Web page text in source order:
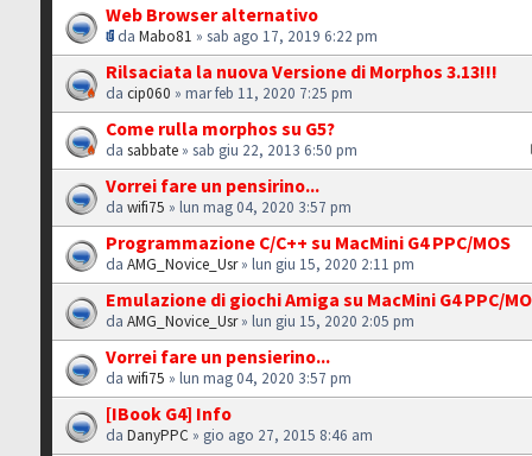
Web Browser alternativo
daMabo81 » sab ago 17, 2019 6:22 pm
Rilsaciata la nuova Versione di Morphos 3.13!!!
dacip060 » mar feb 11, 2020 7:25 pm
Come rulla morphos su G5?
dasabbate » sab giu 22, 2013 6:50 pm
Vorrei fare un pensirino...
dawifi75 » lun mag 04, 2020 3:57 pm
Programmazione C/C++ su MacMini G4 PPC/MOS
daAMG_Novice_Usr» lun giu 15, 2020 2:11 pm
Emulazione di giochi Amiga su MacMini G4 PPC/
daAMG_Novice_Usr» lun giu 15, 2020 2:05 pm
Vorrei fare un pensierino...
dawifi75 » lun mag 04, 2020 3:57 pm
[IBook G4] Info
daDanyPPC » gio ago 27, 2015 8:46 am